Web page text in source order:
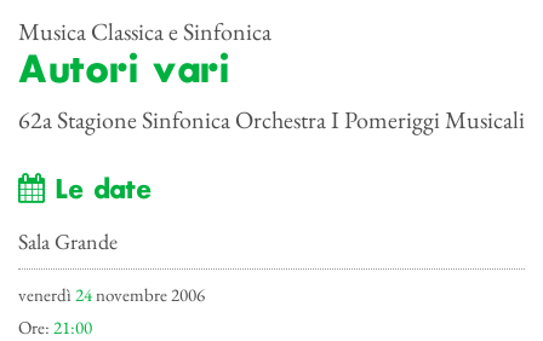
Musica Classica e Sinfonica
Autori vari
62a Stagione Sinfonica Orchestra I Pomeriggi Musicali
Le date
Sala Grande
venerdì 24novembre 2006
Ore: 21:00